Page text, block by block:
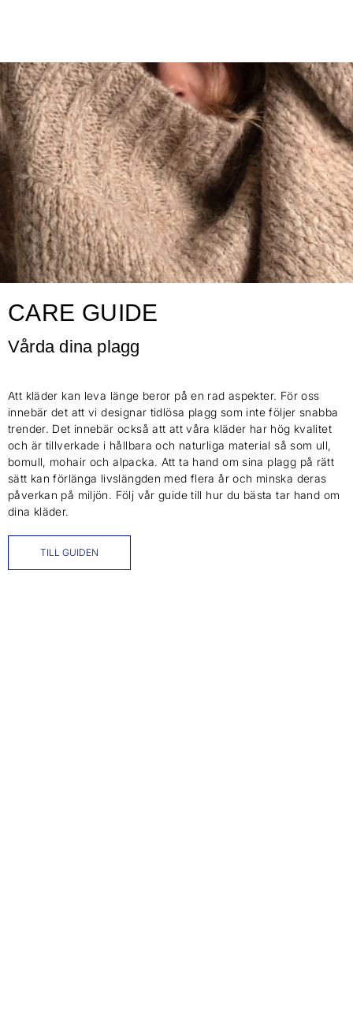
CARE GUIDE
Vårda dina plagg
Att kläder kan leva länge beror på en rad aspekter. För oss
innebär det att vi designar tidlösa plagg som inte följer snabba
trender. Det innebär också att att våra kläder har hög kvalitet
och är tillverkade i hållbara och naturliga material så som ull,
bomull, mohair och alpacka. Att ta hand om sina plagg på rätt
sätt kan förlänga livslängden med flera år och minska deras
påverkan på miljön. Följ vår guide till hur du bästa tar hand om
dina kläder.
TILL GUIDEN